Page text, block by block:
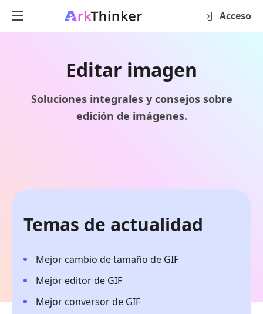
Acceso
Editar imagen
Soluciones integrales y consejos sobre
edición de imágenes.
Temas de actualidad
Mejor cambio de tamaño de GIF
Mejor editor de GIF
Mejor conversor de GIF